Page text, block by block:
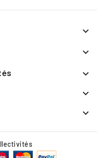




